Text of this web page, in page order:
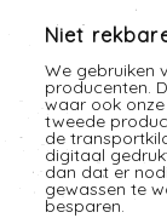
Niet
We gebruiken
producenten.
waar ook
tweede
de
digitaal
dan dat er
gewassen te
besparen.